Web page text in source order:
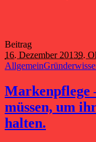
Beitrag
16. Dezember 20139.
Allgemein
Markenpflege
müssen, um
halten.